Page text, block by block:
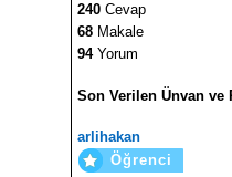
240 Cevap
68 Makale
94Yorum
Son Verilen Ünvan ve
arlihakan
Öğrenci